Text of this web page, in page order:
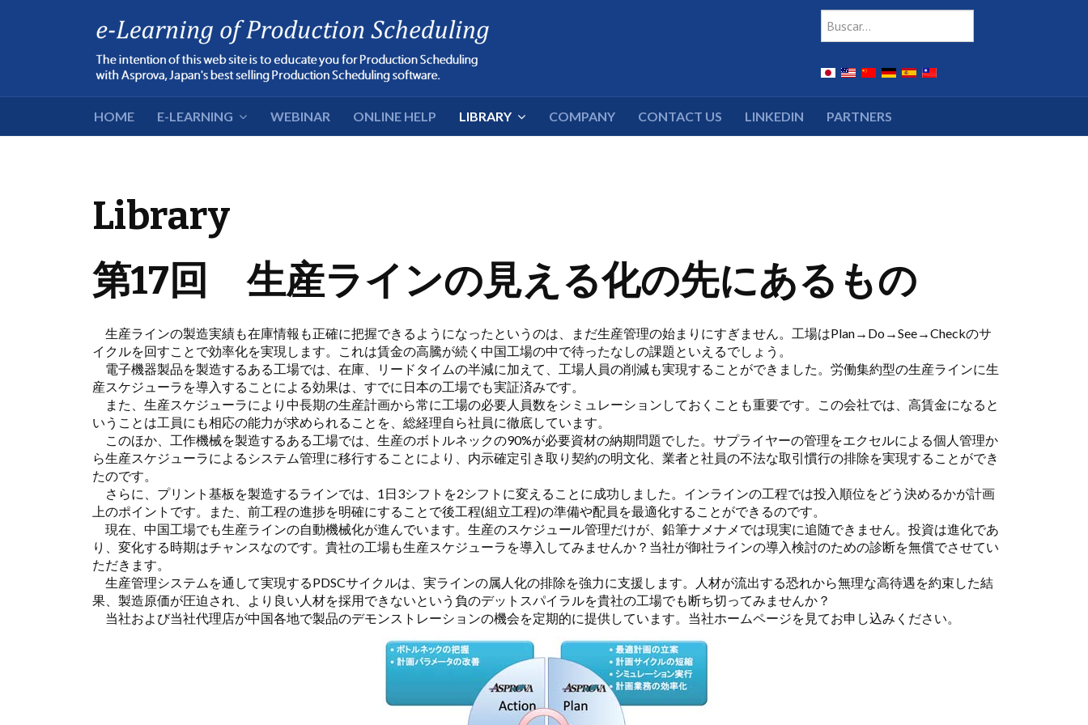
Buscar
HOME E-LEARNING WEBINAR ONLINE HELP LIBRARY COMPANY CONTACT US LINKEDIN PARTNERS
Library
第17回 生産ラインの見える化の先にあるもの
生産ラインの製造実績も在庫情報も正確に把握できるようになったというのは、まだ生産管理の始まりにすぎません。工場はPlan→Do→See→Checkのサ
イクルを回すことで効率化を実現します。これは賃金の高騰が続く中国工場の中で待ったなしの課題といえるでしょう。
電子機器製品を製造するある工場では、在庫、リードタイムの半減に加えて、工場人員の削減も実現することができました。労働集約型の生産ラインに生
産スケジューラを導入することによる効果は、すでに日本の工場でも実証済みです。
また、生産スケジューラにより中長期の生産計画から常に工場の必要人員数をシミュレーションしておくことも重要です。この会社では、高賃金になると
いうことは工員にも相応の能力が求められることを、総経理自ら社員に徹底しています。
このほか、工作機械を製造するある工場では、生産のボトルネックの90%が必要資材の納期問題でした。サプライヤーの管理をエクセルによる個人管理か
ら生産スケジューラによるシステム管理に移行することにより、内示確定引き取り契約の明文化、業者と社員の不法な取引慣行の排除を実現することができ
たのです。
さらに、プリント基板を製造するラインでは、1日3シフトを2シフトに変えることに成功しました。インラインの工程では投入順位をどう決めるかが計画
上のポイントです。また、前工程の進捗を明確にすることで後工程(組立工程)の準備や配員を最適化することができるのです。
現在、中国工場でも生産ラインの自動機械化が進んでいます。生産のスケジュール管理だけが、鉛筆ナメナメでは現実に追随できません。投資は進化であ
り、変化する時期はチャンスなのです。貴社の工場も生産スケジューラを導入してみませんか？当社が御社ラインの導入検討のための診断を無償でさせてい
ただきます。
生産管理システムを通して実現するPDSCサイクルは、実ラインの属人化の排除を強力に支援します。人材が流出する恐れから無理な高待遇を約束した結
果、製造原価が圧迫され、より良い人材を採用できないという負のデットスパイラルを貴社の工場でも断ち切ってみませんか？
当社および当社代理店が中国各地で製品のデモンストレーションの機会を定期的に提供しています。当社ホームページを見てお申し込みください。